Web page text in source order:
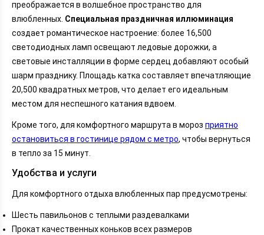
преображается в волшебное пространство для
влюбленных. Специальная праздничная иллюминация
создает романтическое настроение: более 16,500
светодиодных ламп освещают ледовые дорожки, а
световые инсталляции в форме сердец добавляют особый
шарм празднику. Площадь катка составляет впечатляющие
20,500 квадратных метров, что делает его идеальным
местом для неспешного катания вдвоем.
Кроме того, для комфортного маршрута в мороз приятно
остановиться в гостинице рядом с метро, чтобы вернуться
в тепло за 15 минут.
Удобства и услуги
Для комфортного отдыха влюбленных пар предусмотрены:
Шесть павильонов с теплыми раздевалками
Прокат качественных коньков всех размеров